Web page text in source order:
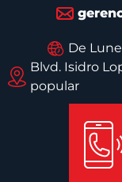
De
Blvd. Isidro
popular